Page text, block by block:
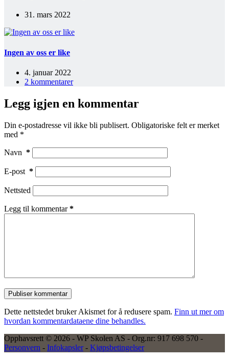
31. mars 2022
Ingen av oss er like
4. januar 2022
2 kommentarer
Legg igjen en kommentar
Din e-postadresse vil ikke bli publisert. Obligatoriske felt er merket
med *
Navn *
E-post *
Nettsted
Legg til kommentar*
Publiser kommentar
Dette nettstedet bruker Akismet for å redusere spam. Finn ut mer om
hvordan kommentardataene dine behandles.
Opphavsrett © 2026 - WP Skolen AS - Org.nr: 917 698 570 -
Personvern - Infokapsler- Kjøpsbetingelser